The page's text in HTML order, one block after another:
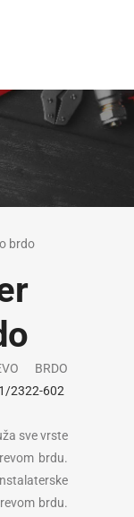
brdo
BRDO
2322-602
sve vrste
brdu.
brdu.